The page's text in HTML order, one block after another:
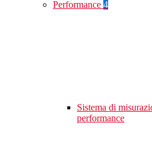
Performance 4
Sistema di
performance